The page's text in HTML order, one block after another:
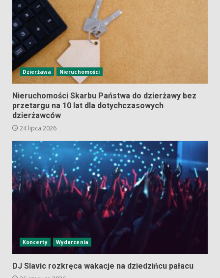
Dzierżawa Nieruchomości
Nieruchomości Skarbu Państwa do dzierżawy bez
przetargu na 10 lat dla dotychczasowych
dzierżawców
24 lipca 2026
Koncerty Wydarzenia
DJ Slavic rozkręca wakacje na dziedzińcu pałacu